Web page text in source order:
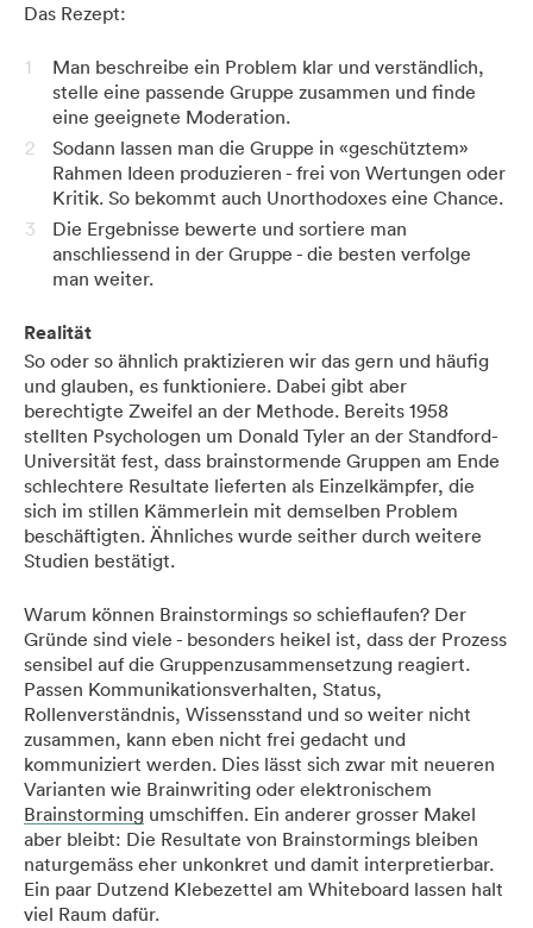
Das Rezept:
Man beschreibe ein Problem klar und verständlich,
stelle eine passende Gruppe zusammen und finde
eine geeignete Moderation.
Sodann lassen man die Gruppe in «geschütztem»
Rahmen Ideen produzieren - frei von Wertungen oder
Kritik. So bekommt auch Unorthodoxes eine Chance.
Die Ergebnisse bewerte und sortiere man
anschliessend in der Gruppe - die besten verfolge
man weiter.
Realität
So oder so ähnlich praktizieren wir das gern und häufig
und glauben, es funktioniere. Dabei gibt aber
berechtigte Zweifel an der Methode. Bereits 1958
stellten Psychologen um Donald Tyler an der Standford-
Universität fest, dass brainstormende Gruppen am Ende
schlechtere Resultate lieferten als Einzelkämpfer, die
sich im stillen Kämmerlein mit demselben Problem
beschäftigten. Ähnliches wurde seither durch weitere
Studien bestätigt.
Warum können Brainstormings so schieflaufen? Der
Gründe sind viele - besonders heikel ist, dass der Prozess
sensibel auf die Gruppenzusammensetzung reagiert.
Passen Kommunikationsverhalten, Status,
Rollenverständnis, Wissensstand und so weiter nicht
zusammen, kann eben nicht frei gedacht und
kommuniziert werden. Dies lässt sich zwar mit neueren
Varianten wie Brainwriting oder elektronischem
Brainstorming umschiffen. Ein anderer grosser Makel
aber bleibt: Die Resultate von Brainstormings bleiben
naturgemäss eher unkonkret und damit interpretierbar.
Ein paar Dutzend Klebezettel am Whiteboard lassen halt
viel Raum dafür.